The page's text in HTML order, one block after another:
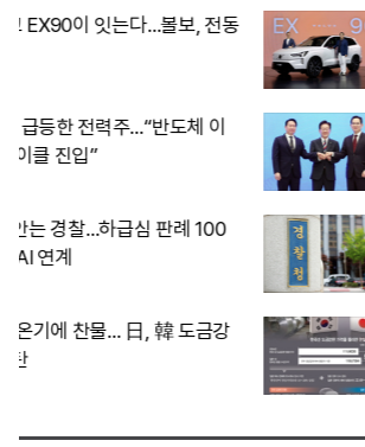
2 ‘아틀레티코 7번’ 이강인, 한국서 데뷔전
3
“증거 잡아도 혐의 적용 막히면”…‘경제·지
능’ 등 고난도 법리 검토 떠안는 경찰
4
[한화 3남 김동선 홀로서기②] 한화맨·외
부 전문가 포진한 ‘김동선 사단’…신사업
5
“中 점유율 끌어올려라”… 현대차, 아이오